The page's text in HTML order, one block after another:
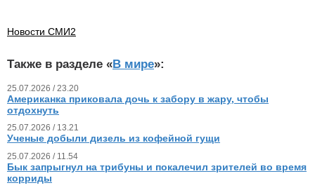
Новости СМИ2
Также в разделе «В мире»:
25.07.2026 / 23.20
Американка приковала дочь к забору в жару, чтобы
отдохнуть
25.07.2026 / 13.21
Ученые добыли дизель из кофейной гущи
25.07.2026 / 11.54
Бык запрыгнул на трибуны и покалечил зрителей во время
корриды